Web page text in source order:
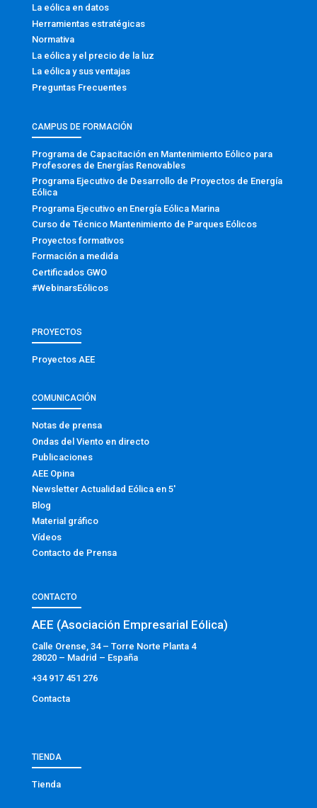
La eólica en datos
Herramientas estratégicas
Normativa
La eólica y el precio de la luz
La eólica y sus ventajas
Preguntas Frecuentes
CAMPUS DE FORMACIÓN
Programa de Capacitación en Mantenimiento Eólico para
Profesores de Energías Renovables
Programa Ejecutivo de Desarrollo de Proyectos de Energía
Eólica
Programa Ejecutivo en Energía Eólica Marina
Curso de Técnico Mantenimiento de Parques Eólicos
Proyectos formativos
Formación a medida
Certificados GWO
#WebinarsEólicos
PROYECTOS
Proyectos AEE
COMUNICACIÓN
Notas de prensa
Ondas del Viento en directo
Publicaciones
AEE Opina
Newsletter Actualidad Eólica en 5′
Blog
Material gráfico
Vídeos
Contacto de Prensa
CONTACTO
AEE (Asociación Empresarial Eólica)
Calle Orense, 34 – Torre Norte Planta 4
28020 – Madrid – España
+34 917 451 276
Contacta
TIENDA
Tienda